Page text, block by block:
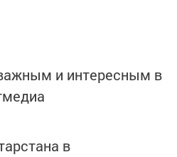
и интересным в
в